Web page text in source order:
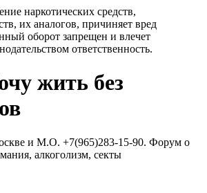
наркотических средств,
их аналогов, причиняет вред
оборот запрещен и влечет
ответственность.
жить без
и М.О. +7(965)283-15-90. Форум о
алкоголизм, секты